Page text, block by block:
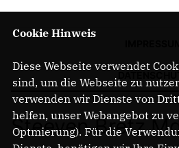
Steeven Bretz
Cookie Hinweis
Diese Webseite verwendet
sind, um die Webseite zu
verwenden wir Dienste von
helfen, unser Webangebot zu
Optmierung). Für die